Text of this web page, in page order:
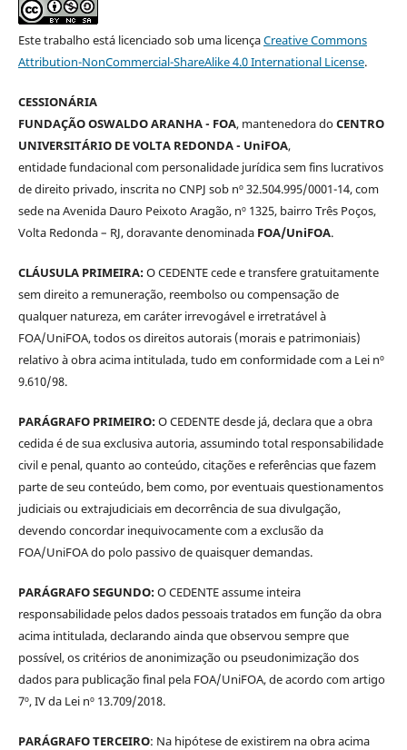
Este trabalho está licenciado sob uma licençaCreative Commons
Attribution-NonCommercial-ShareAlike 4.0 International License.
CESSIONÁRIA
FUNDAÇÃO OSWALDO ARANHA - FOA, mantenedora doCENTRO
UNIVERSITÁRIO DE VOLTA REDONDA - UniFOA,
entidade fundacional com personalidade jurídica sem fins lucrativos
de direito privado, inscrita no CNPJ sob nº 32.504.995/0001-14, com
sede na Avenida Dauro Peixoto Aragão, nº 1325, bairro Três Poços,
Volta Redonda – RJ, doravante denominada FOA/UniFOA.
CLÁUSULA PRIMEIRA:O CEDENTE cede e transfere gratuitamente
sem direito a remuneração, reembolso ou compensação de
qualquer natureza, em caráter irrevogável e irretratável à
FOA/UniFOA, todos os direitos autorais (morais e patrimoniais)
relativo à obra acima intitulada, tudo em conformidade com a Lei nº
9.610/98.
PARÁGRAFO PRIMEIRO:O CEDENTE desde já, declara que a obra
cedida é de sua exclusiva autoria, assumindo total responsabilidade
civil e penal, quanto ao conteúdo, citações e referências que fazem
parte de seu conteúdo, bem como, por eventuais questionamentos
judiciais ou extrajudiciais em decorrência de sua divulgação,
devendo concordar inequivocamente com a exclusão da
FOA/UniFOA do polo passivo de quaisquer demandas.
PARÁGRAFO SEGUNDO:O CEDENTE assume inteira
responsabilidade pelos dados pessoais tratados em função da obra
acima intitulada, declarando ainda que observou sempre que
possível, os critérios de anonimização ou pseudonimização dos
dados para publicação final pela FOA/UniFOA, de acordo com artigo
7º, IV da Lei nº 13.709/2018.
PARÁGRAFO TERCEIRO: Na hipótese de existirem na obra acima